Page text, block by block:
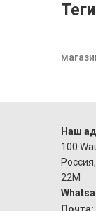
Теги
Наш
100
22М
Почта: